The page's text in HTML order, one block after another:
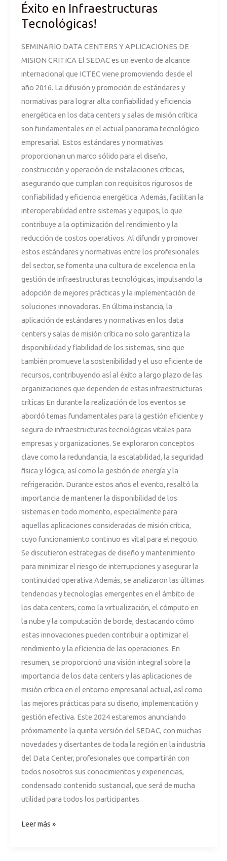
Éxito en Infraestructuras
Tecnológicas!
SEMINARIO DATA CENTERS Y APLICACIONES DE
MISION CRITICA El SEDAC es un evento de alcance
internacional que ICTEC viene promoviendo desde el
año 2016. La difusión y promoción de estándares y
normativas para lograr alta confiabilidad y eficiencia
energética en los data centers y salas de misión crítica
son fundamentales en el actual panorama tecnológico
empresarial. Estos estándares y normativas
proporcionan un marco sólido para el diseño,
construcción y operación de instalaciones críticas,
asegurando que cumplan con requisitos rigurosos de
confiabilidad y eficiencia energética. Además, facilitan la
interoperabilidad entre sistemas y equipos, lo que
contribuye a la optimización del rendimiento y la
reducción de costos operativos. Al difundir y promover
estos estándares y normativas entre los profesionales
del sector, se fomenta una cultura de excelencia en la
gestión de infraestructuras tecnológicas, impulsando la
adopción de mejores prácticas y la implementación de
soluciones innovadoras. En última instancia, la
aplicación de estándares y normativas en los data
centers y salas de misión crítica no solo garantiza la
disponibilidad y fiabilidad de los sistemas, sino que
también promueve la sostenibilidad y el uso eficiente de
recursos, contribuyendo así al éxito a largo plazo de las
organizaciones que dependen de estas infraestructuras
críticas En durante la realización de los eventos se
abordó temas fundamentales para la gestión eficiente y
segura de infraestructuras tecnológicas vitales para
empresas y organizaciones. Se exploraron conceptos
clave como la redundancia, la escalabilidad, la seguridad
física y lógica, así como la gestión de energía y la
refrigeración. Durante estos años el evento, resaltó la
importancia de mantener la disponibilidad de los
sistemas en todo momento, especialmente para
aquellas aplicaciones consideradas de misión crítica,
cuyo funcionamiento continuo es vital para el negocio.
Se discutieron estrategias de diseño y mantenimiento
para minimizar el riesgo de interrupciones y asegurar la
continuidad operativa Además, se analizaron las últimas
tendencias y tecnologías emergentes en el ámbito de
los data centers, como la virtualización, el cómputo en
la nube y la computación de borde, destacando cómo
estas innovaciones pueden contribuir a optimizar el
rendimiento y la eficiencia de las operaciones. En
resumen, se proporcionó una visión integral sobre la
importancia de los data centers y las aplicaciones de
misión crítica en el entorno empresarial actual, así como
las mejores prácticas para su diseño, implementación y
gestión efectiva. Este 2024 estaremos anunciando
próximamente la quinta versión del SEDAC, con muchas
novedades y disertantes de toda la región en la industria
del Data Center, profesionales que compartirán con
todos nosotros sus conocimientos y experiencias,
condensado contenido sustancial, que será de mucha
utilidad para todos los participantes.
Descubre
las
del
Éxito
en
Infraestructuras
Tecnológicas!
Leer más »